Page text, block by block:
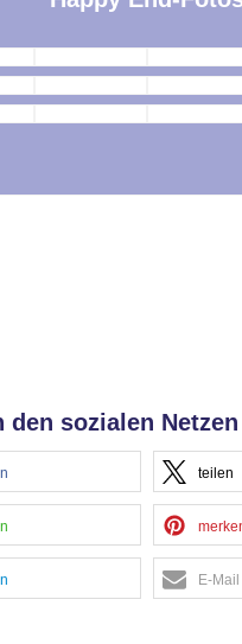
den sozialen
teilen
E-Mail